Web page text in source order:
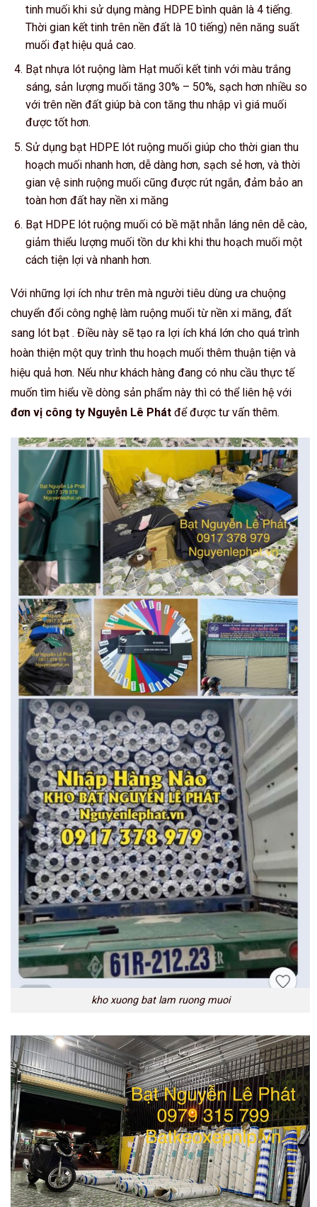
tinh muối khi sử dụng màng HDPE bình quân là 4 tiếng.
Thời gian kết tinh trên nền đất là 10 tiếng) nên năng suất
muối đạt hiệu quả cao.
Bạt nhựa lót ruộng làm Hạt muối kết tinh với màu trắng
sáng, sản lượng muối tăng 30% – 50%, sạch hơn nhiều so
với trên nền đất giúp bà con tăng thu nhập vì giá muối
được tốt hơn.
Sử dụng bạt HDPE lót ruộng muối giúp cho thời gian thu
hoạch muối nhanh hơn, dễ dàng hơn, sạch sẻ hơn, và thời
gian vệ sinh ruộng muối cũng được rút ngắn, đảm bảo an
toàn hơn đất hay nền xi măng
Bạt HDPE lót ruộng muối có bề mặt nhẵn láng nên dễ cào,
giảm thiểu lượng muối tồn dư khi khi thu hoạch muối một
cách tiện lợi và nhanh hơn.
Với những lợi ích như trên mà người tiêu dùng ưa chuộng
chuyển đổi công nghệ làm ruộng muối từ nền xi măng, đất
sang lót bạt . Điều này sẽ tạo ra lợi ích khá lớn cho quá trình
hoàn thiện một quy trình thu hoạch muối thêm thuận tiện và
hiệu quả hơn. Nếu như khách hàng đang có nhu cầu thực tế
muốn tìm hiểu về dòng sản phẩm này thì có thể liên hệ với
đơn vị công ty Nguyễn Lê Phát để được tư vấn thêm.
kho xuong bat lam ruong muoi